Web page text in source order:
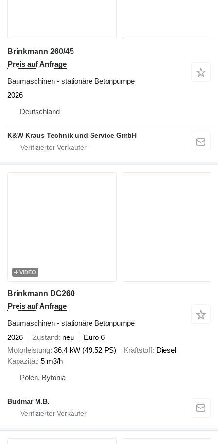
Brinkmann 260/45
Preis auf Anfrage
Baumaschinen - stationäre Betonpumpe
2026
Deutschland
K&W Kraus Technik und Service GmbH
VIDEO
Brinkmann DC260
Preis auf Anfrage
Baumaschinen - stationäre Betonpumpe
2026
Zustand neu
Euro 6
Motorleistung 36.4 kW (49.52 PS) Kraftstoff Diesel
Kapazität 5 m3/h
Polen, Bytonia
Budmar M.B.